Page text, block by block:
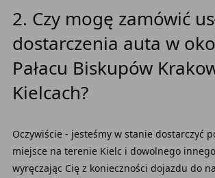
2. Czy mogę zamówić
dostarczenia auta w
Pałacu Biskupów
Kielcach?
Oczywiście - jesteśmy w stanie dostarczyć
miejsce na terenie Kielc i dowolnego
wyręczając Cię z konieczności dojazdu do